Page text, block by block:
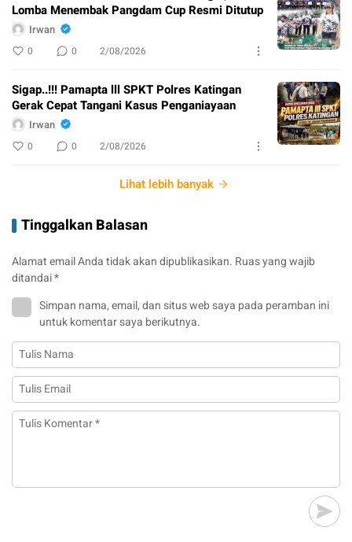
Lomba Menembak Pangdam Cup Resmi Ditutup
Irwan
0 0 2/08/2026
Sigap..!!! Pamapta lll SPKT Polres Katingan
Gerak Cepat Tangani Kasus Penganiayaan
Irwan
0 0 2/08/2026
Lihat lebih banyak
Tinggalkan Balasan
Alamat email Anda tidak akan dipublikasikan. Ruas yang wajib
ditandai*
Simpan nama, email, dan situs web saya pada peramban ini
untuk komentar saya berikutnya.